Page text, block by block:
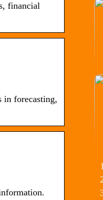
financial
in forecasting,